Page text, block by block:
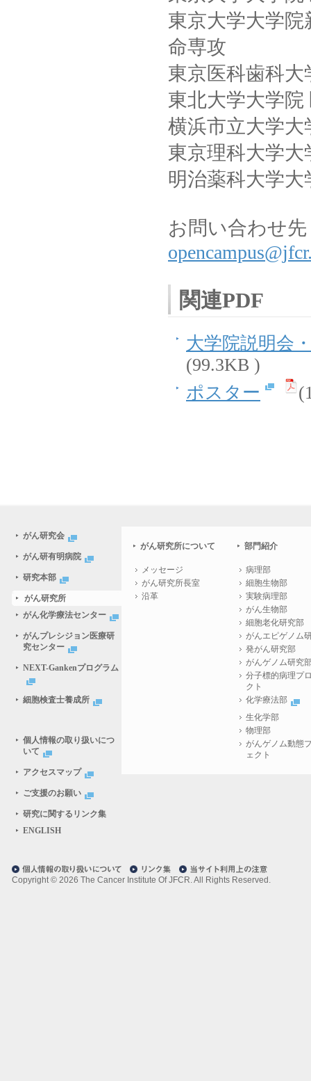
東京大学大学
命専攻
東京医科歯科
東北大学大学院
横浜市立大学大
東京理科大学
明治薬科大学
お問い合わせ先
関連PDF
大学院説明会
(99.3KB )
ポスター
がん研究会
がん研有明病院
研究本部
がん研究所
がん化学療法センター
がんプレシジョン医療研
究センター
NEXT-Gankenプログラム
細胞検査士養成所
個人情報の取り扱いにつ
いて
アクセスマップ
ご支援のお願い
研究に関するリンク集
ENGLISH
がん研究所について
メッセージ
がん研究所長室
沿革
部門紹介
病理部
細胞生物部
実験病理部
がん生物部
細胞老化研究部
がんエピゲノム
発がん研究部
がんゲノム研究
分子標的病理プ
クト
化学療法部
生化学部
物理部
がんゲノム動態
ェクト
Copyright © 2026 The Cancer Institute Of JFCR. All Rights Reserved.